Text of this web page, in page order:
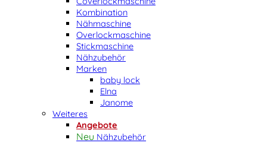
Kombination
Nähmaschine
Overlockmaschine
Stickmaschine
Nähzubehör
Marken
baby lock
Elna
Janome
Weiteres
Angebote
Nähzubehör